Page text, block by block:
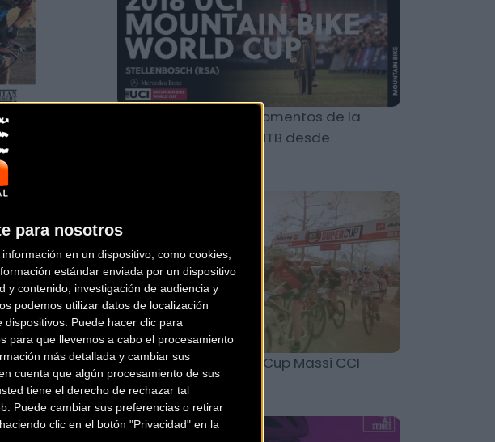
para nosotros
en un dispositivo, como cookies,
estándar enviada por un dispositivo
y contenido, investigación de audiencia y
podemos utilizar datos de localización
Puede hacer clic para
para que llevemos a cabo el procesamiento
más detallada y cambiar sus
cuenta que algún procesamiento de sus
tiene el derecho de rechazar tal
Puede cambiar sus preferencias o retirar
clic en el botón "Privacidad" en la
Sanferbike
Vídeo: Los mejores momentos de la
Copa del Mundo de MTB desde
2018
Vídeo resumen SuperCup Massi CCI
Banyoles 2018
MTB